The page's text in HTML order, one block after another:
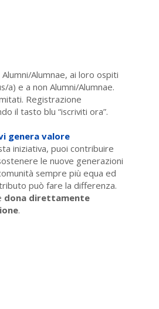
Alumnae, ai loro ospiti
a) e a non Alumni/Alumnae.
Registrazione
il tasto blu “iscriviti ora”.
genera valore
iniziativa, puoi contribuire
le nuove generazioni
sempre più equa ed
può fare la differenza.
dona direttamente
.